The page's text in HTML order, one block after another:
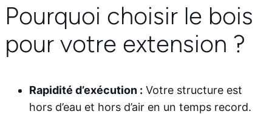
Pourquoi choisir le bois
pour votre extension ?
Rapidité d’exécution : Votre structure est
hors d’eau et hors d’air en un temps record.